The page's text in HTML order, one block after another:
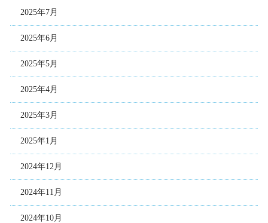
2025年7月
2025年6月
2025年5月
2025年4月
2025年3月
2025年1月
2024年12月
2024年11月
2024年10月